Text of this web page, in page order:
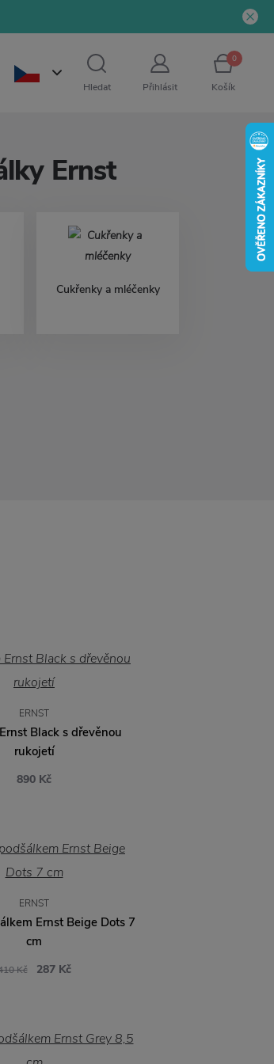
Hledat Přihlásit
0
Košík
Ernst
Cukřenky a mléčenky
ERNST
Black s dřevěnou
rukojetí
890 Kč
ERNST
Ernst Beige Dots 7
cm
Kč 287 Kč